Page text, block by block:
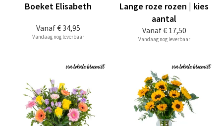
Vanaf€ 34,95
Boeket Elisabeth
Vandaag nog leverbaar
Vanaf€ 17,50
Lange roze rozen | kies
aantal
Vandaag nog leverbaar